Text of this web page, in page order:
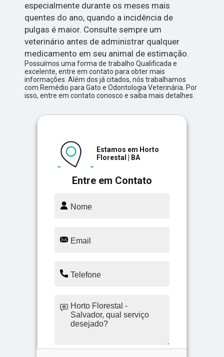
especialmente durante os meses mais
quentes do ano, quando a incidência de
pulgas é maior. Consulte sempre um
veterinário antes de administrar qualquer
medicamento em seu animal de estimação.
Possuímos uma forma de trabalho Qualificada e
excelente, entre em contato para obter mais
informações. Além dos já citados, nós trabalhamos
com Remédio para Gato e Odontologia Veterinária. Por
isso, entre em contato conosco e saiba mais detalhes.
Entre em Contato
Estamos em Horto
Florestal | BA